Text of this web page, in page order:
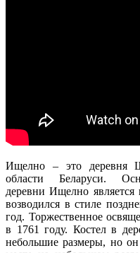
Ищелно – это деревня
области Беларуси.
деревни Ищелно
возводился в стиле
год. Торжественное
в 1761 году. Костел в
небольшие размеры, но